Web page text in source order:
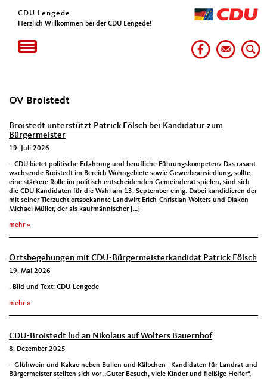
CDU Lengede
Herzlich Willkommen bei der CDU Lengede!
Toggle
navigation
OV Broistedt
Broistedt unterstützt Patrick Fölsch bei Kandidatur zum
Bürgermeister
19. Juli 2026
– CDU bietet politische Erfahrung und berufliche Führungskompetenz Das rasant
wachsende Broistedt im Bereich Wohngebiete sowie Gewerbeansiedlung, sollte
eine stärkere Rolle im politisch entscheidenden Gemeinderat spielen, sind sich
die CDU Kandidaten für die Wahl am 13. September einig. Dabei kandidieren der
mit seiner Tierzucht ortsbekannte Landwirt Erich-Christian Wolters und Diakon
Michael Müller, der als kaufmännischer […]
mehr
Ortsbegehungen mit CDU-Bürgermeisterkandidat Patrick Fölsch
19. Mai 2026
. Bild und Text: CDU-Lengede
mehr
CDU-Broistedt lud an Nikolaus auf Wolters Bauernhof
8. Dezember 2025
– Glühwein und Kakao neben Bullen und Kälbchen– Kandidaten für Landrat und
Bürgermeister stellten sich vor „Guter Besuch, viele Kinder und fleißige Helfer“,